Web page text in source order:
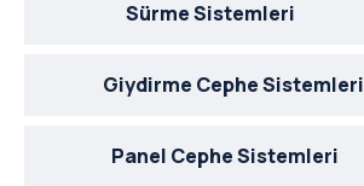
Sürme Sistemleri
Giydirme Cephe Sistemleri
Panel Cephe Sistemleri